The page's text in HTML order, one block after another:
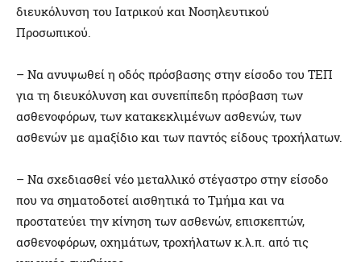
διευκόλυνση του Ιατρικού και Νοσηλευτικού
Προσωπικού.
– Να ανυψωθεί η οδός πρόσβασης στην είσοδο του ΤΕΠ
για τη διευκόλυνση και συνεπίπεδη πρόσβαση των
ασθενοφόρων, των κατακεκλιμένων ασθενών, των
ασθενών με αμαξίδιο και των παντός είδους τροχήλατων.
– Να σχεδιασθεί νέο μεταλλικό στέγαστρο στην είσοδο
που να σηματοδοτεί αισθητικά το Τμήμα και να
προστατεύει την κίνηση των ασθενών, επισκεπτών,
ασθενοφόρων, οχημάτων, τροχήλατων κ.λ.π. από τις